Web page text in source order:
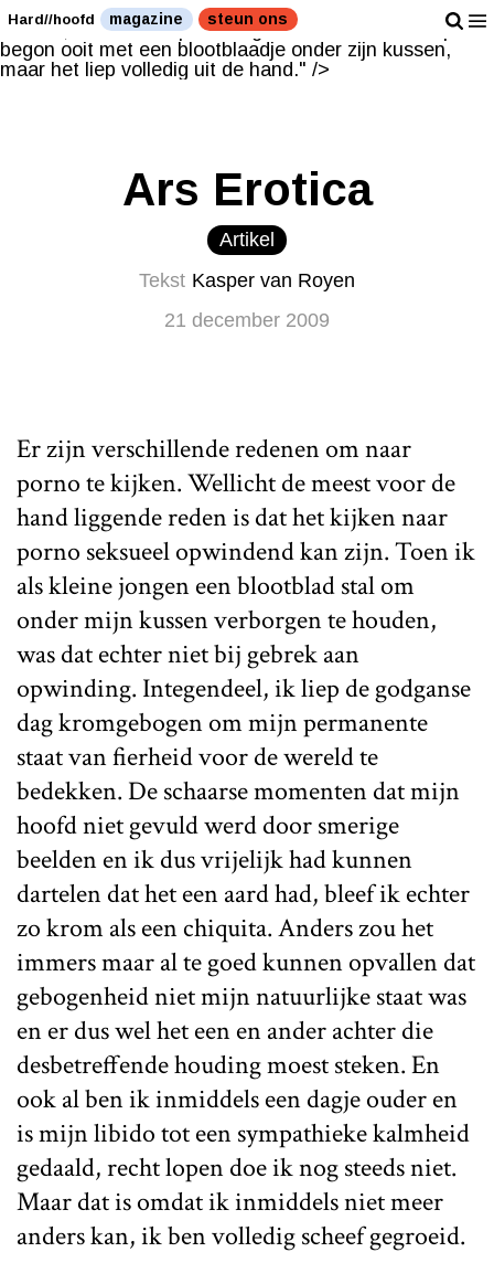
Kasper begon ooit met een blootblaadje onder zijn
kussen, maar het liep volledig uit de hand." />
Kasper
begon ooit met een blootblaadje onder zijn kussen,
maar het liep volledig uit de hand." />
Hard//hoofd magazine steun ons
Ars Erotica
Artikel
Tekst Kasper van Royen
21 december 2009
Er zijn verschillende redenen om naar
porno te kijken. Wellicht de meest voor de
hand liggende reden is dat het kijken naar
porno seksueel opwindend kan zijn. Toen ik
als kleine jongen een blootblad stal om
onder mijn kussen verborgen te houden,
was dat echter niet bij gebrek aan
opwinding. Integendeel, ik liep de godganse
dag kromgebogen om mijn permanente
staat van fierheid voor de wereld te
bedekken. De schaarse momenten dat mijn
hoofd niet gevuld werd door smerige
beelden en ik dus vrijelijk had kunnen
dartelen dat het een aard had, bleef ik echter
zo krom als een chiquita. Anders zou het
immers maar al te goed kunnen opvallen dat
gebogenheid niet mijn natuurlijke staat was
en er dus wel het een en ander achter die
desbetreffende houding moest steken. En
ook al ben ik inmiddels een dagje ouder en
is mijn libido tot een sympathieke kalmheid
gedaald, recht lopen doe ik nog steeds niet.
Maar dat is omdat ik inmiddels niet meer
anders kan, ik ben volledig scheef gegroeid.